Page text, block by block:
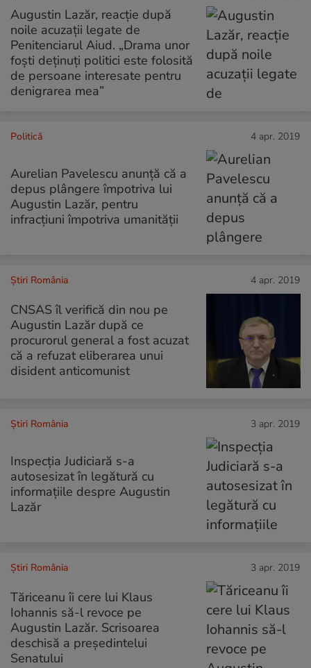
Augustin Lazăr, reacție după
noile acuzații legate de
Penitenciarul Aiud. „Drama unor
foşti deţinuţi politici este folosită
de persoane interesate pentru
denigrarea mea”
Politică 4 apr. 2019
Aurelian Pavelescu anunță că a
depus plângere împotriva lui
Augustin Lazăr, pentru
infracţiuni împotriva umanităţii
Știri România 4 apr. 2019
CNSAS îl verifică din nou pe
Augustin Lazăr după ce
procurorul general a fost acuzat
că a refuzat eliberarea unui
disident anticomunist
Știri România 3 apr. 2019
Inspecția Judiciară s-a
autosesizat în legătură cu
informațiile despre Augustin
Lazăr
Știri România 3 apr. 2019
Tăriceanu îi cere lui Klaus
Iohannis să-l revoce pe
Augustin Lazăr. Scrisoarea
deschisă a președintelui
Senatului